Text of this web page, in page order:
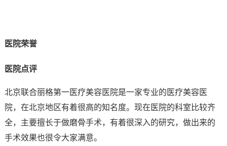
医院荣誉
医院点评
北京联合丽格第一医疗美容医院是一家专业的医疗美容医
院，在北京地区有着很高的知名度。现在医院的科室比较齐
全，主要擅长于做磨骨手术，有着很深入的研究，做出来的
手术效果也很令大家满意。